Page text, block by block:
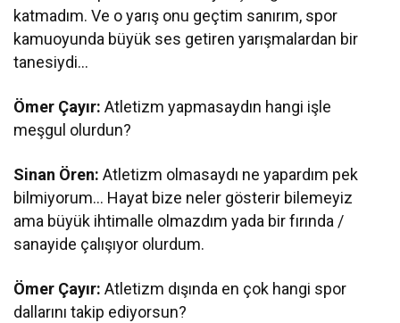
katmadım. Ve o yarış onu geçtim sanırım, spor
kamuoyunda büyük ses getiren yarışmalardan bir
tanesiydi…
Ömer Çayır:Atletizm yapmasaydın hangi işle
meşgul olurdun?
Sinan Ören:Atletizm olmasaydı ne yapardım pek
bilmiyorum… Hayat bize neler gösterir bilemeyiz
ama büyük ihtimalle olmazdım yada bir fırında /
sanayide çalışıyor olurdum.
Ömer Çayır:Atletizm dışında en çok hangi spor
dallarını takip ediyorsun?